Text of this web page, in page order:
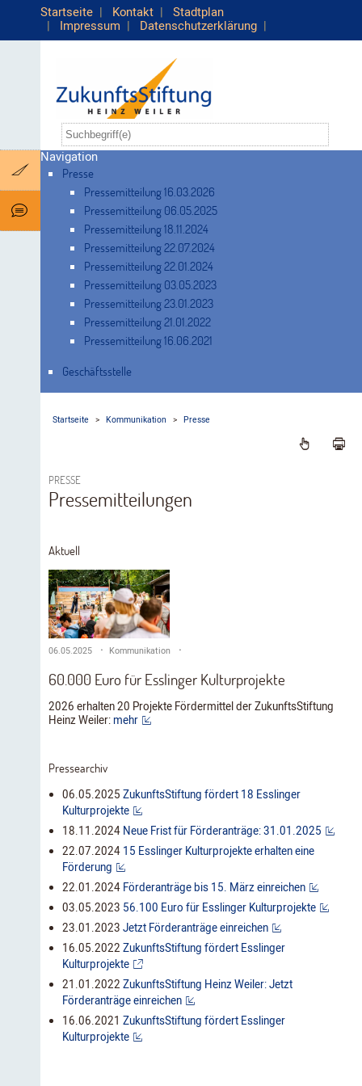
Startseite | Kontakt | Stadtplan
| Impressum | Datenschutzerklärung |
Navigation
Presse
Pressemitteilung 16.03.2026
Pressemitteilung 06.05.2025
Pressemitteilung 18.11.2024
Pressemitteilung 22.07.2024
Pressemitteilung 22.01.2024
Pressemitteilung 03.05.2023
Pressemitteilung 23.01.2023
Pressemitteilung 21.01.2022
Pressemitteilung 16.06.2021
Geschäftsstelle
Startseite > Kommunikation > Presse
PRESSE
Pressemitteilungen
Aktuell
06.05.2025 Kommunikation
60.000 Euro für Esslinger Kulturprojekte
2026 erhalten 20 Projekte Fördermittel der ZukunftsStiftung
Heinz Weiler:mehr
Pressearchiv
06.05.2025ZukunftsStiftung fördert 18 Esslinger
Kulturprojekte
18.11.2024 Neue Frist für Förderanträge: 31.01.2025
22.07.2024 15 Esslinger Kulturprojekte erhalten eine
Förderung
22.01.2024 Förderanträge bis 15. März einreichen
03.05.2023 56.100 Euro für Esslinger Kulturprojekte
23.01.2023Jetzt Förderanträge einreichen
16.05.2022ZukunftsStiftung fördert Esslinger
Kulturprojekte
21.01.2022ZukunftsStiftung Heinz Weiler: Jetzt
Förderanträge einreichen
16.06.2021ZukunftsStiftung fördert Esslinger
Kulturprojekte